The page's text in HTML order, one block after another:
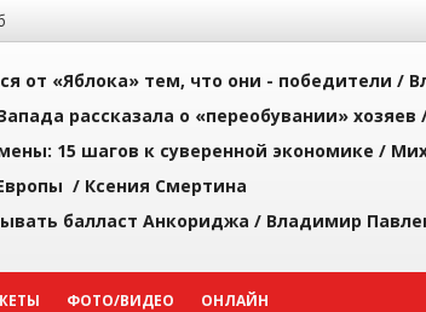
от «Яблока» тем, что они - победители /
рассказала о «переобувании» хозяев
15 шагов к суверенной экономике /
/ Ксения Смертина
балласт Анкориджа / Владимир
ФОТО/ВИДЕО ОНЛАЙН